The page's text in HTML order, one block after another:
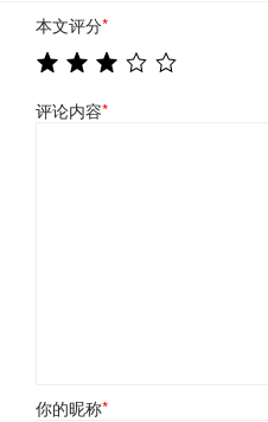
本文评分*
评论内容*
你的昵称*